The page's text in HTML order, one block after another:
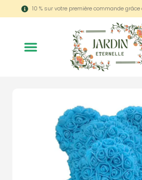
10 % sur votre première commande grâce